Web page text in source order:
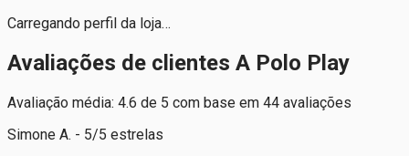
Carregando perfil da loja…
Avaliações de clientes A Polo Play
Avaliação média: 4.6 de 5 com base em 44 avaliações
Simone A. - 5/5 estrelas